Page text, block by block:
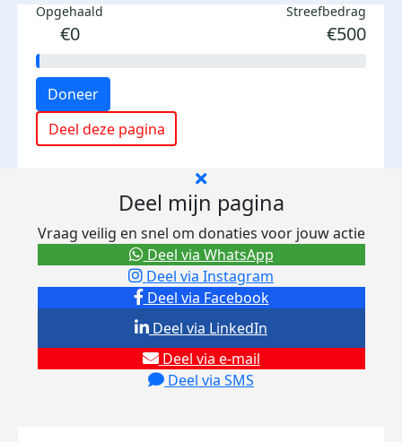
Opgehaald
€0
Streefbedrag
€500
Doneer
Deel deze pagina
Deel mijn pagina
Vraag veilig en snel om donaties voor jouw actie
Deel via Facebook
Deel via Instagram
Deel via e-mail
Deel via SMS
Deel via LinkedIn
Deel via WhatsApp